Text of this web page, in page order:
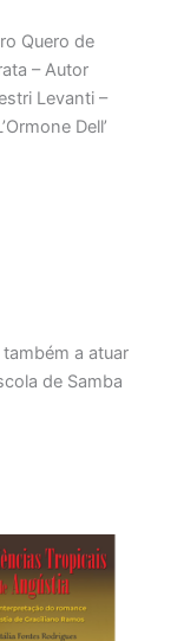
Quero de
– Autor
Levanti –
Dell’
a atuar
de Samba